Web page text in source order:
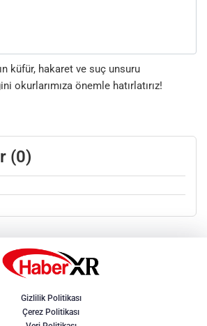
küfür, hakaret ve suç unsuru
okurlarımıza önemle hatırlatırız!
(0)
Gizlilik Politikası
Çerez Politikası